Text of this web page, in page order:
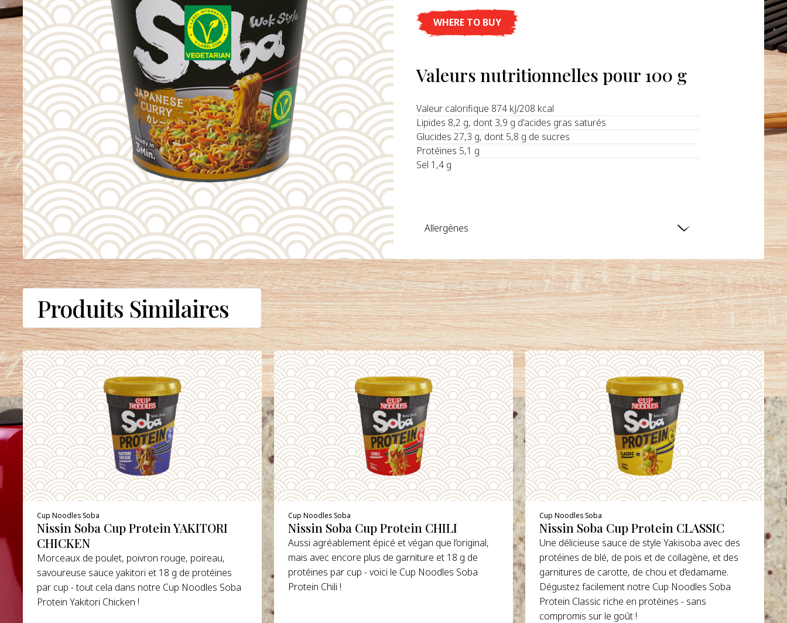
WHERE TO BUY
Valeurs nutritionnelles pour 100 g
Valeur calorifique 874 kJ/208 kcal
Lipides 8,2 g, dont 3,9 g d'acides gras saturés
Glucides 27,3 g, dont 5,8 g de sucres
Protéines 5,1 g
Sel 1,4 g
Allergènes
Produits Similaires
Cup Noodles Soba
Nissin Soba Cup Protein YAKITORI
CHICKEN
Morceaux de poulet, poivron rouge, poireau,
savoureuse sauce yakitori et 18 g de protéines
par cup - tout cela dans notre Cup Noodles Soba
Protein Yakitori Chicken !
Cup Noodles Soba
Nissin Soba Cup Protein CHILI
Aussi agréablement épicé et végan que l’original,
mais avec encore plus de garniture et 18 g de
protéines par cup - voici le Cup Noodles Soba
Protein Chili !
Cup Noodles Soba
Nissin Soba Cup Protein CLASSIC
Une délicieuse sauce de style Yakisoba avec des
protéines de blé, de pois et de collagène, et des
garnitures de carotte, de chou et d’edamame.
Dégustez facilement notre Cup Noodles Soba
Protein Classic riche en protéines - sans
compromis sur le goût !